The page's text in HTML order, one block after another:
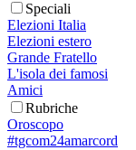
Speciali
Elezioni Italia
Elezioni estero
Grande Fratello
L'isola dei famosi
Amici
Rubriche
Oroscopo
#tgcom24amarcord